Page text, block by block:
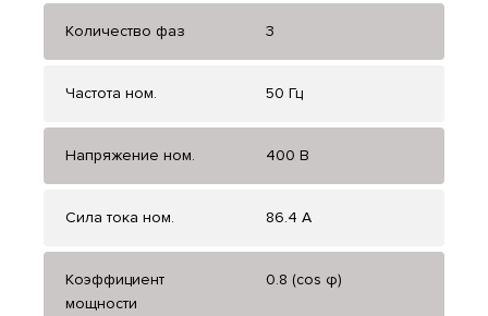
Количество фаз 3
Частота ном. 50 Гц
Напряжение ном. 400 В
Сила тока ном. 86.4 А
Коэффициент
мощности
0.8 (cos φ)